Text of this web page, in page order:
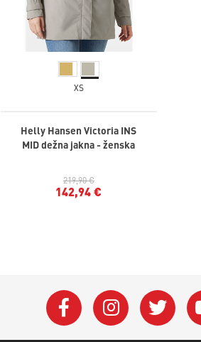
XS
Helly Hansen Victoria INS
MID dežna jakna - ženska
219,90 €
142,94 €